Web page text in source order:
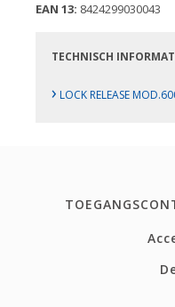
EAN 13: 8424299030043
TECHNISCH
› LOCK RELEASE